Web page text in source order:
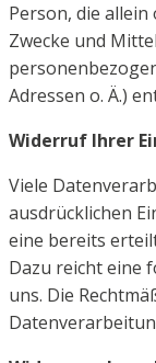
Person, die
Zwecke und
Adressen o. Ä.)
Widerruf Ihrer
Viele
ausdrücklichen
eine bereits
Dazu reicht eine
uns. Die